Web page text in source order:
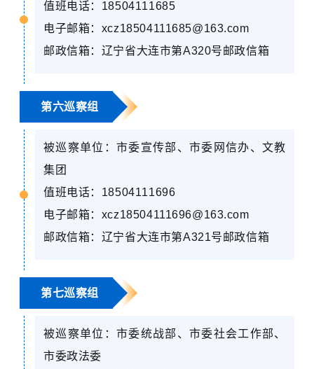
值班电话： 18504111685
电子邮箱： xcz18504111685@163.com
邮政信箱：辽宁省大连市第A320号邮政信箱
第六巡察组
被巡察单位：市委宣传部、市委网信办、文教
集团
值班电话： 18504111696
电子邮箱： xcz18504111696@163.com
邮政信箱：辽宁省大连市第A321号邮政信箱
第七巡察组
被巡察单位：市委统战部、市委社会工作部、
市委政法委